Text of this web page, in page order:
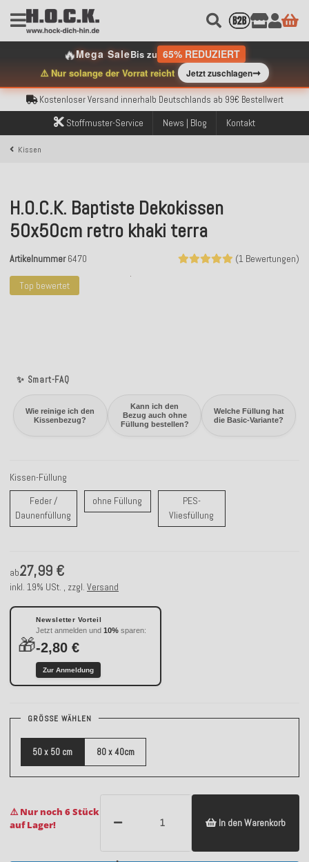
🔥Mega SaleBis zu 65% REDUZIERT
⚠️ Nur solange der Vorrat reicht Jetzt zuschlagen➞
Kostenloser Versand innerhalb Deutschlands ab 99€ Bestellwert
Über 120.000 erfolgreich versendete Bestellungen
Sicher bezahlen mit Klarna, PayPal & Amazon Pay
Kostenloser Versand innerhalb Deutschlands ab 99€ Bestellwert
Über 120.000 erfolgreich versendete Bestellungen
Sicher bezahlen mit Klarna, PayPal & Amazon Pay
Kostenloser Versand innerhalb Deutschlands ab 99€ Bestellwert
Stoffmuster-Service News | Blog Kontakt
Kissen
Top bewertet
✨ Smart-FAQ
Wie reinige ich den
Kissenbezug?
Kann ich den
Bezug auch ohne
Füllung bestellen?
Welche Füllung hat
die Basic-Variante?
H.O.C.K. Baptiste Dekokissen
50x50cm retro khaki terra
(1 Bewertungen)
Artikelnummer 6470
Kissen-Füllung
Feder /
Daunenfüllung Feder / Daunenfüllung
ohne Füllung ohne FüllungPES-
Vliesfüllung
ab27,99 €
inkl. 19% USt. , zzgl. Versand
🎁
Newsletter Vorteil
Jetzt anmelden und 10% sparen:
-2,80 €
Zur Anmeldung
GRÖSSE WÄHLEN
50 x 50 cm 80 x 40cm
⚠️ Nur noch 6 Stück
auf Lager!
In den Warenkorb